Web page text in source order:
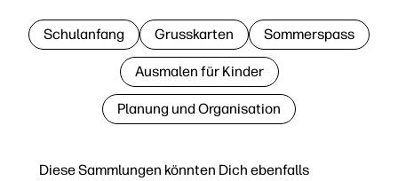
Diese Sammlungen könnten Dich ebenfalls
Schulanfang Grusskarten Sommerspass
Ausmalen für Kinder
Planung und Organisation